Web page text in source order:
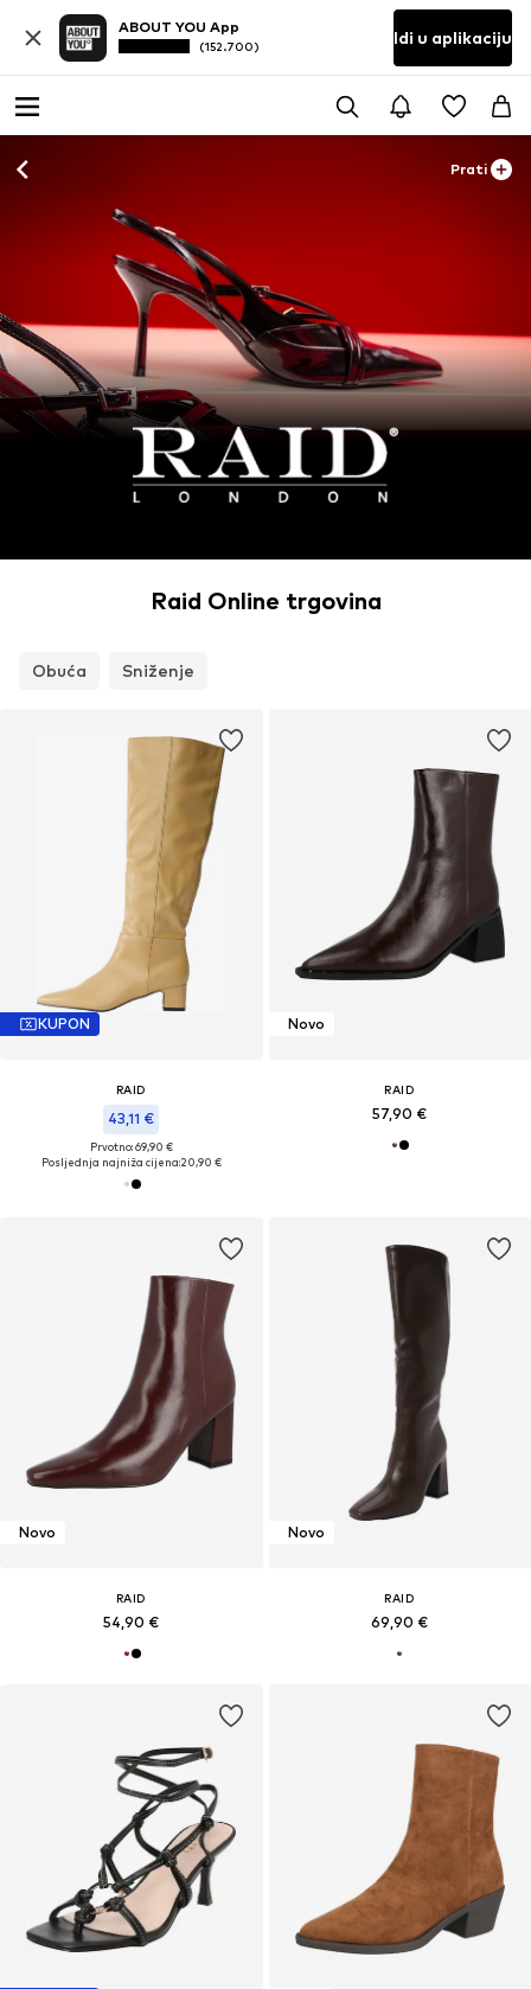
ABOUT YOU App
(152.700) Idi u aplikaciju
Prati
Raid Online trgovina
Obuća Sniženje
KUPON
RAID
43,11 €
Prvotno: 69,90 €
Posljednja najniža cijena:20,90 €
Novo
RAID
57,90 €
Novo
RAID
54,90 €
Novo
RAID
69,90 €